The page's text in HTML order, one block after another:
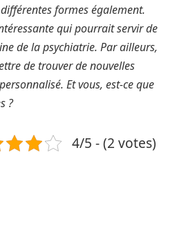
formes également.
qui pourrait servir de
de la psychiatrie. Par ailleurs,
de trouver de nouvelles
Et vous, est-ce que
?
4/5 - (2 votes)